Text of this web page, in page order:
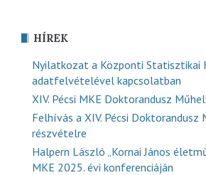
HÍREK
Nyilatkozat a Központi Statisztikai
adatfelvételével kapcsolatban
XIV. Pécsi MKE Doktorandusz
Felhívás a XIV. Pécsi Doktorandusz
részvételre
Halpern László „Kornai János
MKE 2025. évi konferenciáján